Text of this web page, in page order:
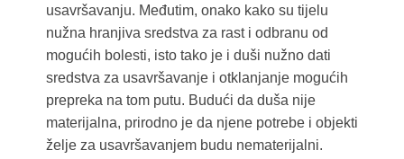
usavršavanju. Međutim, onako kako su tijelu
nužna hranjiva sredstva za rast i odbranu od
mogućih bolesti, isto tako je i duši nužno dati
sredstva za usavršavanje i otklanjanje mogućih
prepreka na tom putu. Budući da duša nije
materijalna, prirodno je da njene potrebe i objekti
želje za usavršavanjem budu nematerijalni.